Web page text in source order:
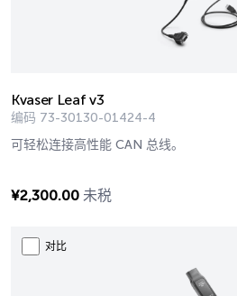
Kvaser Leaf v3
编码 73-30130-01424-4
可轻松连接高性能 CAN 总线。
¥2,300.00 未税
对比